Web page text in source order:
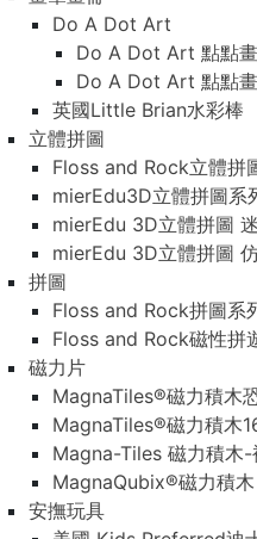
Do A Dot Art
Do A Dot Art 點點
Do A Dot Art 點點
英國Little Brian水彩棒
立體拼圖
Floss and Rock立體拼
mierEdu3D立體拼圖系
mierEdu 3D立體拼圖
mierEdu 3D立體拼圖
拼圖
Floss and Rock拼圖系
Floss and Rock磁性拼
磁力片
MagnaTiles®磁力積木
MagnaTiles®磁力積木
Magna-Tiles 磁力積木-
MagnaQubix®磁力積木
安撫玩具